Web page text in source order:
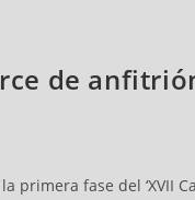
de
primera fase del ‘XVII